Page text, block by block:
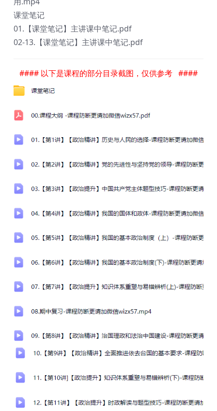
课堂笔记
01.【课堂笔记】主讲课中笔记.pdf
02-13.【课堂笔记】主讲课中笔记.pdf
#### 以下是课程的部分目录截图，仅供参考 ####